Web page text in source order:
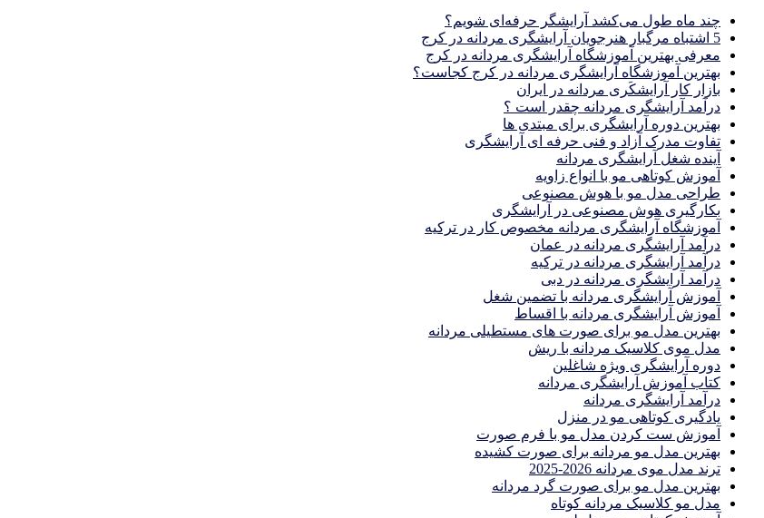
چند ماه طول می‌کشد آرایشگر حرفه‌ای شویم؟
5 اشتباه مرگبار هنرجویان آرایشگری مردانه در کرج
معرفی بهترین آموزشگاه آرایشگری مردانه در کرج
بهترین آموزشگاه آرایشگری مردانه در کرج کجاست؟
بازار كار آرايشكَرى مردانه در ايران
درآمد آرایشگری مردانه چقدر است ؟
بهترین دوره آرایشگری برای مبتدی ها
تفاوت مدرک آزاد و فنی حرفه ای آرایشگری
آینده شغل آرایشگری مردانه
آموزش کوتاهی مو با انواع زاویه
طراحی مدل مو با هوش مصنوعی
بکارگیری هوش مصنوعی در آرایشگری
آموزشگاه آرایشگری مردانه مخصوص کار در ترکیه
درآمد آرایشگری مردانه در عمان
درآمد آرایشگری مردانه در ترکیه
درآمد آرایشگری مردانه در دبی
آموزش آرایشگری مردانه با تضمین شغل
آموزش آرایشگری مردانه با اقساط
بهترین مدل مو برای صورت های مستطیلی مردانه
مدل موی کلاسیک مردانه با ریش
دوره آرایشگری ویژه شاغلین
کتاب آموزش آرایشگری مردانه
درآمد آرایشگری مردانه
یادگیری كوتاهى مو در منزل
آموزش ست كردن مدل مو با فرم صورت
بهترین مدل مو مردانه برای صورت کشیده
ترند مدل موی مردانه 2026-2025
بهترين مدل مو براى صورت گرد مردانه
مدل مو کلاسیک مردانه کوتاه